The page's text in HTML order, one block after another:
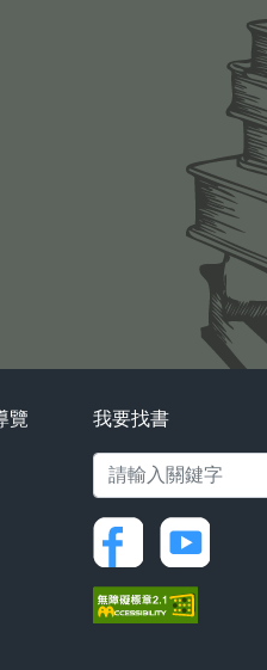
覽 我要找書